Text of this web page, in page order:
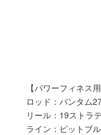
【パワーフィネス用
ロッド：バンタム
リール：19ストラ
ライン：ピット